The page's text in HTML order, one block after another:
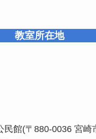
教室所在地
民館(〒880-0036 宮崎